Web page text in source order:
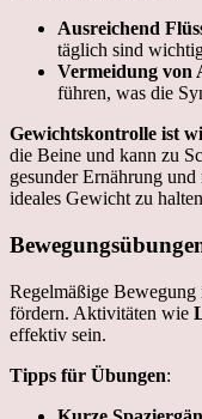
Ausreichend
täglich sind
Vermeidung von
führen, was die
Gewichtskontrolle ist
die Beine und kann zu
gesunder Ernährung
ideales Gewicht zu
Regelmäßige
fördern. Aktivitäten wie
effektiv sein.
Tipps für Übungen: